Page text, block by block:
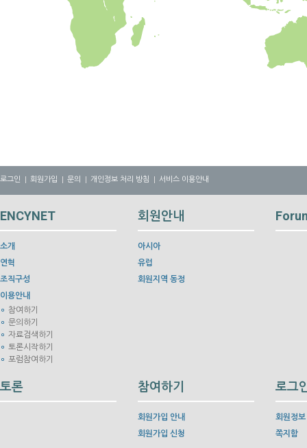
로그인 회원가입 문의 개인정보 처리 방침 서비스 이용안내
ENCYNET
소개
연혁
조직구성
이용안내
참여하기
문의하기
자료검색하기
토론시작하기
포럼참여하기
회원안내
아시아
유럽
회원지역 동정
토론 참여하기
회원가입 안내
회원가입 신청
로그
회원정
쪽지함